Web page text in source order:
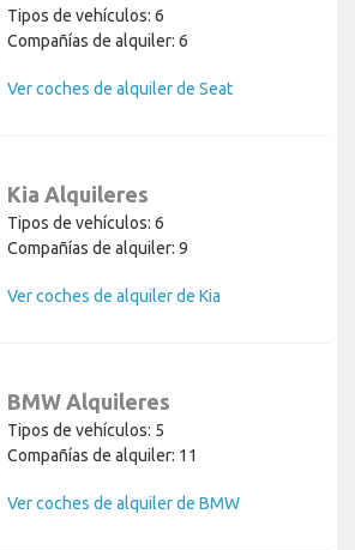
Tipos de vehículos: 6
Compañías de alquiler: 6
Ver coches de alquiler de Seat
Kia Alquileres
Tipos de vehículos: 6
Compañías de alquiler: 9
Ver coches de alquiler de Kia
BMW Alquileres
Tipos de vehículos: 5
Compañías de alquiler: 11
Ver coches de alquiler de BMW